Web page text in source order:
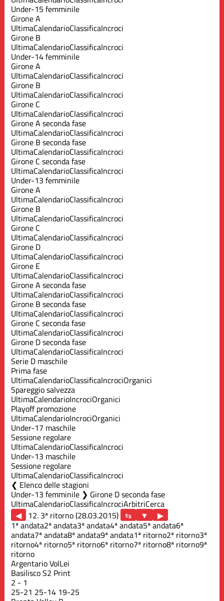
Under-15 femminile
Girone A
UltimaCalendarioClassificaIncroci
Girone B
UltimaCalendarioClassificaIncroci
Under-14 femminile
Girone A
UltimaCalendarioClassificaIncroci
Girone B
UltimaCalendarioClassificaIncroci
Girone C
UltimaCalendarioClassificaIncroci
Girone A seconda fase
UltimaCalendarioClassificaIncroci
Girone B seconda fase
UltimaCalendarioClassificaIncroci
Girone C seconda fase
UltimaCalendarioClassificaIncroci
Under-13 femminile
Girone A
UltimaCalendarioClassificaIncroci
Girone B
UltimaCalendarioClassificaIncroci
Girone C
UltimaCalendarioClassificaIncroci
Girone D
UltimaCalendarioClassificaIncroci
Girone E
UltimaCalendarioClassificaIncroci
Girone A seconda fase
UltimaCalendarioClassificaIncroci
Girone B seconda fase
UltimaCalendarioClassificaIncroci
Girone C seconda fase
UltimaCalendarioClassificaIncroci
Girone D seconda fase
UltimaCalendarioClassificaIncroci
Serie D maschile
Prima fase
UltimaCalendarioClassificaIncrociOrganici
Spareggio salvezza
UltimaCalendarioIncrociOrganici
Playoff promozione
UltimaCalendarioIncrociOrganici
Under-17 maschile
Sessione regolare
UltimaCalendarioClassificaIncroci
Under-13 maschile
Sessione regolare
UltimaCalendarioClassificaIncroci
Elenco delle stagioni
Under-13 femminile ❯ Girone D seconda fase
UltimaCalendarioClassificaIncrociArbitriCerca
◀
12. 3ª ritorno (28.03.2015)
▶
1ª andata2ª andata3ª andata4ª andata5ª andata6ª
andata7ª andata8ª andata9ª andata1ª ritorno2ª ritorno3ª
ritorno4ª ritorno5ª ritorno6ª ritorno7ª ritorno8ª ritorno9ª
ritorno
Argentario VolLei
Basilisco S2 Print
2 - 1
25-21 25-14 19-25